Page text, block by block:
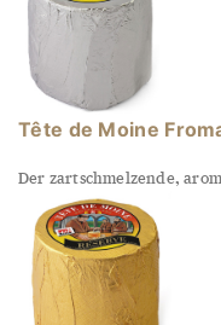
Tête de Moine
Der zartschmelzende,